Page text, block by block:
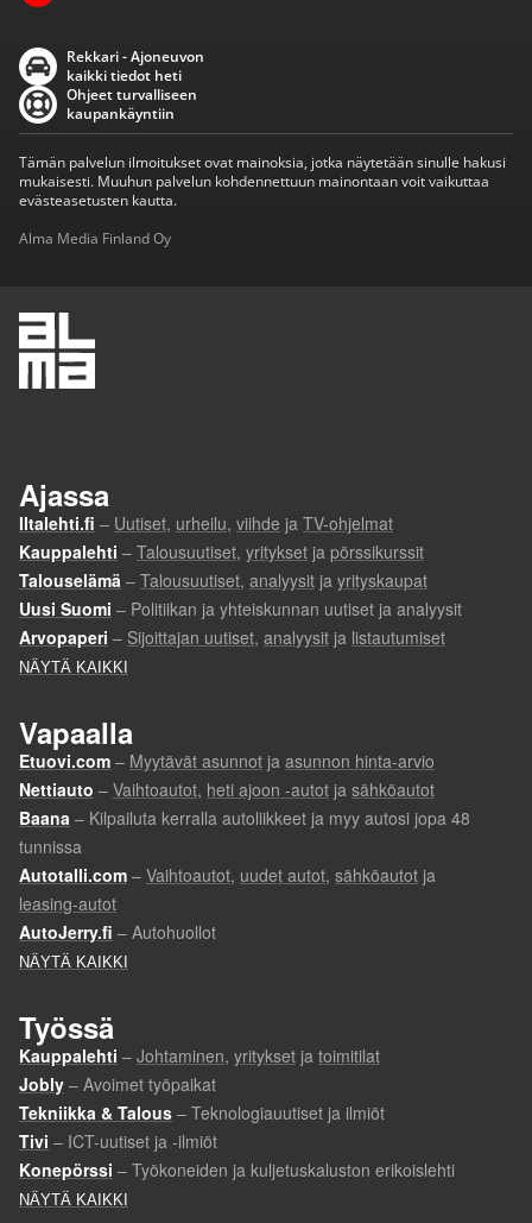
Rekkari - Ajoneuvon
kaikki tiedot heti
Ohjeet turvalliseen
kaupankäyntiin
Tämän palvelun ilmoitukset ovat mainoksia, jotka näytetään sinulle hakusi
mukaisesti. Muuhun palvelun kohdennettuun mainontaan voit vaikuttaa
evästeasetusten kautta.
Alma Media Finland Oy